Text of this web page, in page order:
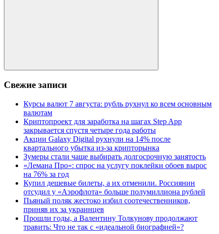
Поиск
Свежие записи
Курсы валют 7 августа: рубль рухнул ко всем основным
валютам
Криптопроект для заработка на шагах Step App
закрывается спустя четыре года работы
Акции Galaxy Digital рухнули на 14% после
квартального убытка из-за крипторынка
Зумеры стали чаще выбирать долгосрочную занятость
«Лемана Про»: спрос на услугу поклейки обоев вырос
на 76% за год
Купил дешевые билеты, а их отменили. Россиянин
отсудил у «Аэрофлота» больше полумиллиона рублей
Пьяный поляк жестоко избил соотечественников,
приняв их за украинцев
Прошли годы, а Валентину Толкунову продолжают
травить: Что не так с «идеальной биографией»?